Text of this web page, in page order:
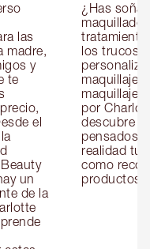
las
madre,
y
te
el
un
de la
¿Has
los
maquillaje
maquillaje
por
descubre
pensados
realidad
como
productos